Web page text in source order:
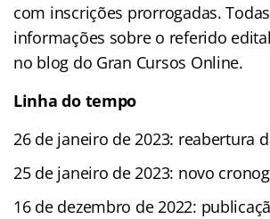
com inscrições prorrogadas.
informações sobre o referido
no blog do Gran Cursos Online.
Linha do tempo
26 de janeiro de 2023: reabertura
25 de janeiro de 2023: novo
16 de dezembro de 2022: